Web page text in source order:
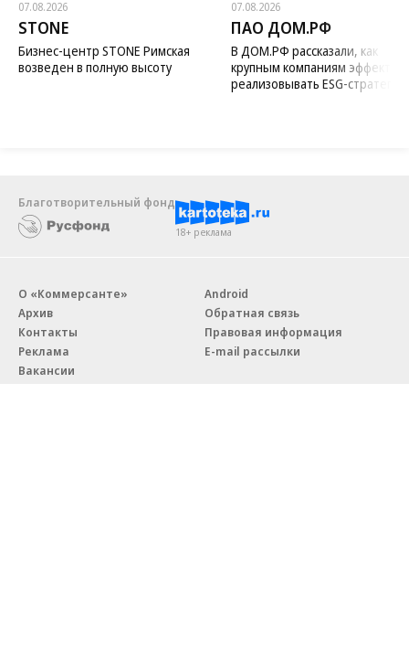
07.08.2026
STONE
Бизнес-центр STONE Римская
возведен в полную высоту
07.08.2026
ПАО ДОМ.РФ
В ДОМ.РФ рассказали, как
крупным компаниям
реализовывать ESG-стратегию
Благотворительный фонд
18+ реклама
О «Коммерсанте»
Архив
Контакты
Реклама
Вакансии
Android
Обратная связь
Правовая информация
E-mail рассылки